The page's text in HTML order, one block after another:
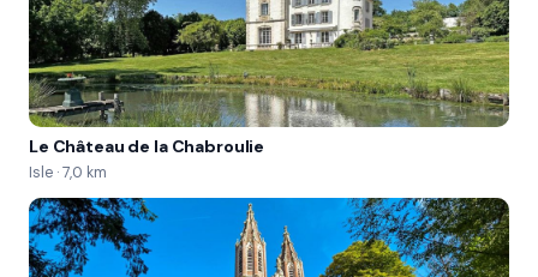
Le Château de la Chabroulie
Isle · 7,0 km